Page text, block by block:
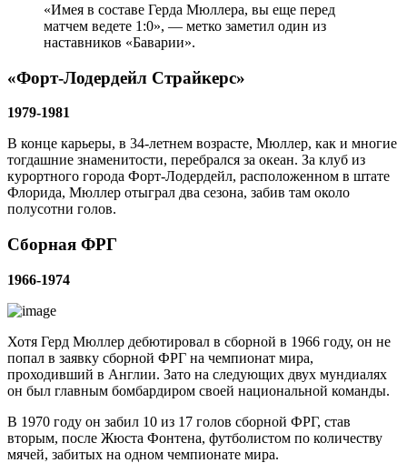
«Имея в составе Герда Мюллера, вы еще перед
матчем ведете 1:0», — метко заметил один из
наставников «Баварии».
«Форт-Лодердейл Страйкерс»
1979-1981
В конце карьеры, в 34-летнем возрасте, Мюллер, как и многие
тогдашние знаменитости, перебрался за океан. За клуб из
курортного города Форт-Лодердейл, расположенном в штате
Флорида, Мюллер отыграл два сезона, забив там около
полусотни голов.
Сборная ФРГ
1966-1974
Хотя Герд Мюллер дебютировал в сборной в 1966 году, он не
попал в заявку сборной ФРГ на чемпионат мира,
проходивший в Англии. Зато на следующих двух мундиалях
он был главным бомбардиром своей национальной команды.
В 1970 году он забил 10 из 17 голов сборной ФРГ, став
вторым, после Жюста Фонтена, футболистом по количеству
мячей, забитых на одном чемпионате мира.